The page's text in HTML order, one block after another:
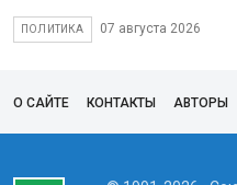
ПОЛИТИКА 07 августа 2026
О САЙТЕ КОНТАКТЫ АВТОРЫ